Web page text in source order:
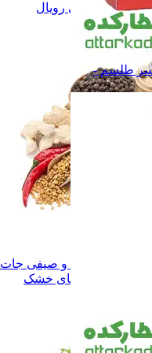
ادویه و چاشنی رویال
و چاشنی
خشک
میوه ها و صیفی
سبزی و میوه های خشک
سر طلسم -